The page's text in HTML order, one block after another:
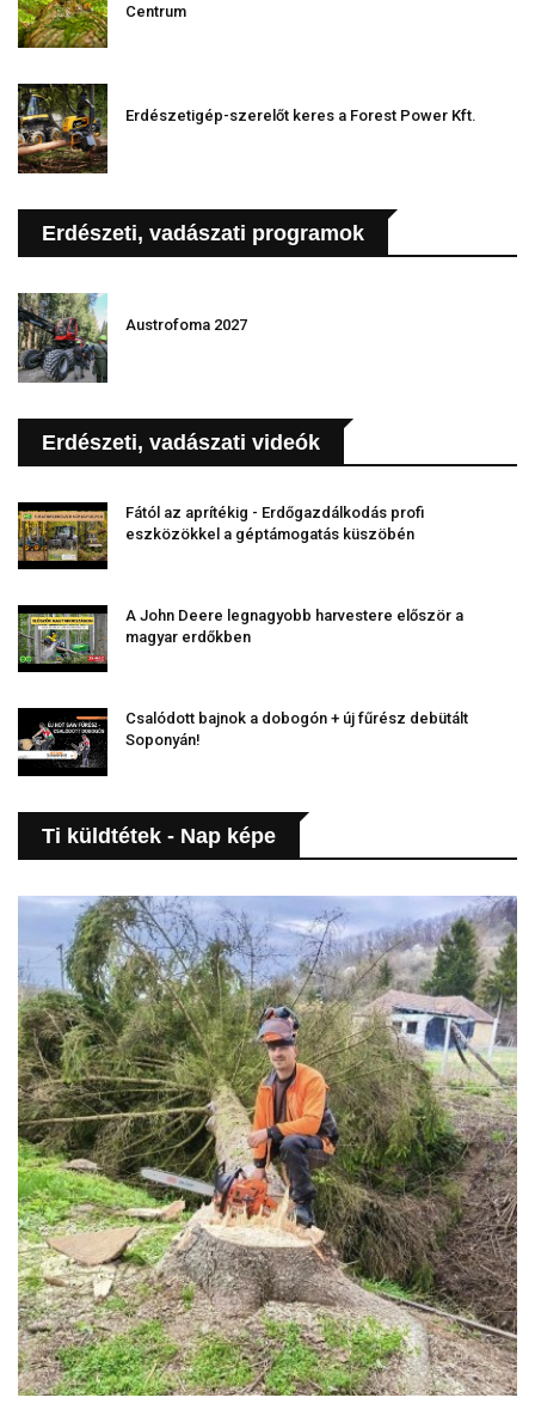
Centrum
Erdészetigép-szerelőt keres a Forest Power Kft.
Erdészeti, vadászati programok
Austrofoma 2027
Erdészeti, vadászati videók
Fától az aprítékig - Erdőgazdálkodás profi
eszközökkel a géptámogatás küszöbén
A John Deere legnagyobb harvestere először a
magyar erdőkben
Csalódott bajnok a dobogón + új fűrész debütált
Soponyán!
Ti küldtétek - Nap képe